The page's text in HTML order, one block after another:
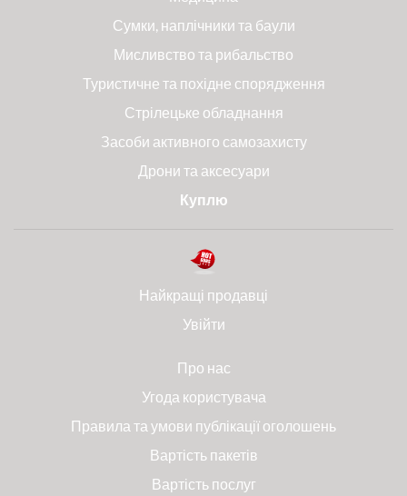
Сумки, наплічники та баули
Мисливство та рибальство
Туристичне та похідне спорядження
Стрілецьке обладнання
Засоби активного самозахисту
Дрони та аксесуари
Куплю
Найкращі продавці
Увійти
Про нас
Угода користувача
Правила та умови публікації оголошень
Вартість пакетів
Вартість послуг